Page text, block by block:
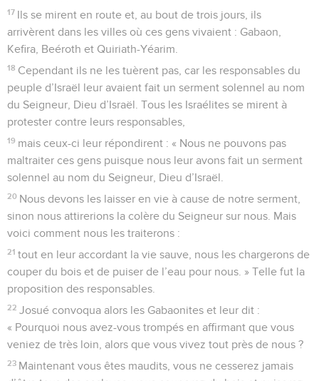
17 Ils se mirent en route et, au bout de trois jours, ils
arrivèrent dans les villes où ces gens vivaient : Gabaon,
Kefira, Beéroth et Quiriath-Yéarim.
18 Cependant ils ne les tuèrent pas, car les responsables du
peuple d’Israël leur avaient fait un serment solennel au nom
du Seigneur, Dieu d’Israël. Tous les Israélites se mirent à
protester contre leurs responsables,
19 mais ceux-ci leur répondirent : « Nous ne pouvons pas
maltraiter ces gens puisque nous leur avons fait un serment
solennel au nom du Seigneur, Dieu d’Israël.
20 Nous devons les laisser en vie à cause de notre serment,
sinon nous attirerions la colère du Seigneur sur nous. Mais
voici comment nous les traiterons :
21 tout en leur accordant la vie sauve, nous les chargerons de
couper du bois et de puiser de l’eau pour nous. » Telle fut la
proposition des responsables.
22 Josué convoqua alors les Gabaonites et leur dit :
« Pourquoi nous avez-vous trompés en affirmant que vous
veniez de très loin, alors que vous vivez tout près de nous ?
23 Maintenant vous êtes maudits, vous ne cesserez jamais